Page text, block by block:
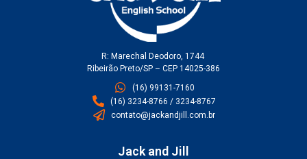
R: Marechal Deodoro, 1744
Ribeirão Preto/SP – CEP 14025-386
(16) 99131-7160
(16) 3234-8766 / 3234-8767
contato@jackandjill.com.br
Jack and Jill